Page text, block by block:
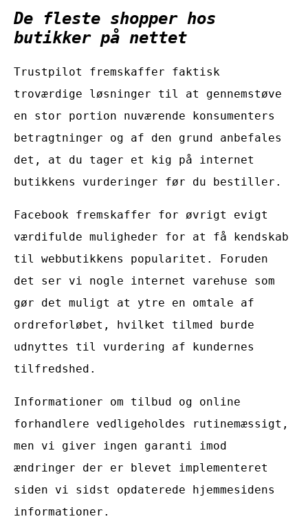
De fleste shopper hos
butikker på nettet
Trustpilot fremskaffer faktisk
troværdige løsninger til at gennemstøve
en stor portion nuværende konsumenters
betragtninger og af den grund anbefales
det, at du tager et kig på internet
butikkens vurderinger før du bestiller.
Facebook fremskaffer for øvrigt evigt
værdifulde muligheder for at få kendskab
til webbutikkens popularitet. Foruden
det ser vi nogle internet varehuse som
gør det muligt at ytre en omtale af
ordreforløbet, hvilket tilmed burde
udnyttes til vurdering af kundernes
tilfredshed.
Informationer om tilbud og online
forhandlere vedligeholdes rutinemæssigt,
men vi giver ingen garanti imod
ændringer der er blevet implementeret
siden vi sidst opdaterede hjemmesidens
informationer.